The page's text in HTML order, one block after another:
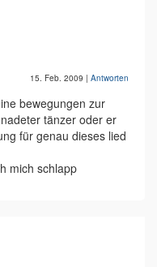
15. Feb. 2009 | Antworten
bewegungen zur
tänzer oder er
für genau dieses lied
mich schlapp